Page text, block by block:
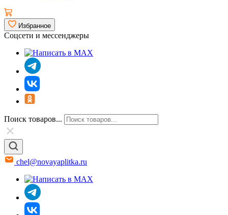
Избранное
Соцсети и мессенджеры
Поиск товаров...
chel@novayaplitka.ru